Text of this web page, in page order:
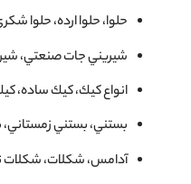
حلوا، حلوا ارده، حلوا
شيريني جات صنعتي،
انواع كيك، كيك ساده،
بستني، بستني
آدامس، شكلات، شكلات